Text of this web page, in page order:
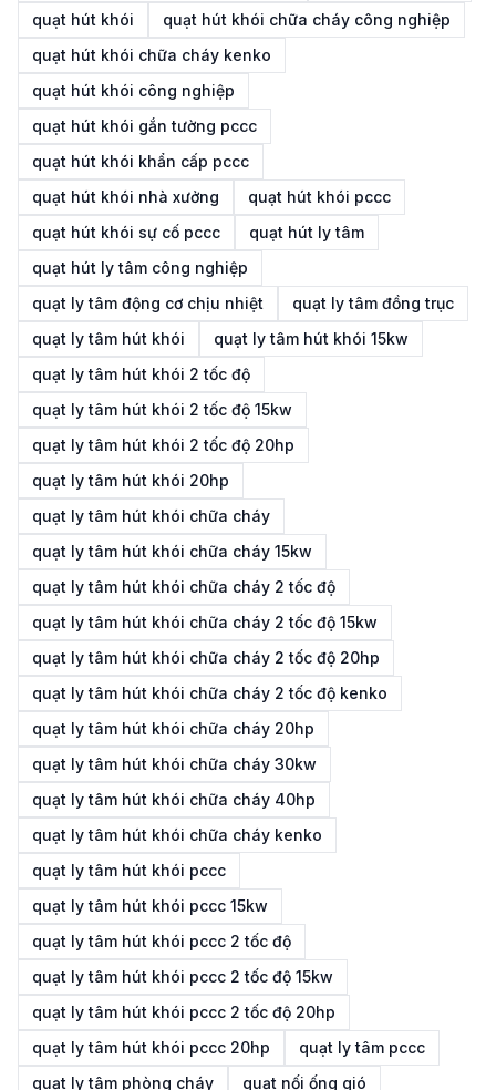
quạt hút khói
quạt hút khói chữa cháy công nghiệp
quạt hút khói chữa cháy kenko
quạt hút khói công nghiệp
quạt hút khói gắn tường pccc
quạt hút khói khẩn cấp pccc
quạt hút khói nhà xưởng
quạt hút khói pccc
quạt hút khói sự cố pccc
quạt hút ly tâm
quạt hút ly tâm công nghiệp
quạt ly tâm động cơ chịu nhiệt
quạt ly tâm đồng trục
quạt ly tâm hút khói
quạt ly tâm hút khói 15kw
quạt ly tâm hút khói 2 tốc độ
quạt ly tâm hút khói 2 tốc độ 15kw
quạt ly tâm hút khói 2 tốc độ 20hp
quạt ly tâm hút khói 20hp
quạt ly tâm hút khói chữa cháy
quạt ly tâm hút khói chữa cháy 15kw
quạt ly tâm hút khói chữa cháy 2 tốc độ
quạt ly tâm hút khói chữa cháy 2 tốc độ 15kw
quạt ly tâm hút khói chữa cháy 2 tốc độ 20hp
quạt ly tâm hút khói chữa cháy 2 tốc độ kenko
quạt ly tâm hút khói chữa cháy 20hp
quạt ly tâm hút khói chữa cháy 30kw
quạt ly tâm hút khói chữa cháy 40hp
quạt ly tâm hút khói chữa cháy kenko
quạt ly tâm hút khói pccc
quạt ly tâm hút khói pccc 15kw
quạt ly tâm hút khói pccc 2 tốc độ
quạt ly tâm hút khói pccc 2 tốc độ 15kw
quạt ly tâm hút khói pccc 2 tốc độ 20hp
quạt ly tâm hút khói pccc 20hp
quạt ly tâm pccc
quạt ly tâm phòng cháy
quạt nối ống gió